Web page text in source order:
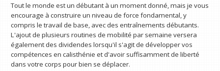
Tout le monde est un débutant à un moment donné, mais je vous
encourage à construire un niveau de force fondamental, y
compris le travail de base, avec des entraînements débutants.
L'ajout de plusieurs routines de mobilité par semaine versera
également des dividendes lorsqu'il s'agit de développer vos
compétences en calisthénie et d'avoir suffisamment de liberté
dans votre corps pour bien se déplacer.